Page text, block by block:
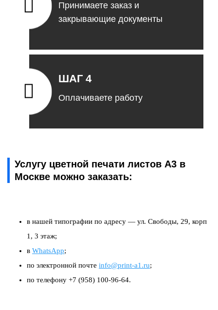
Принимаете заказ и
закрывающие документы
ШАГ 4
Оплачиваете работу
Услугу цветной печати листов А3 в
Москве можно заказать:
в нашей типографии по адресу — ул. Свободы, 29, корп
1, 3 этаж;
в WhatsApp;
по электронной почте info@print-a1.ru;
по телефону +7 (958) 100-96-64.